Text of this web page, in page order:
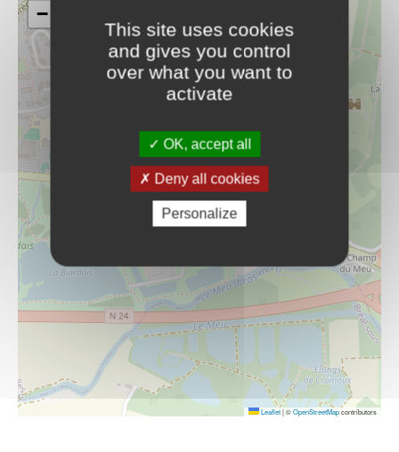
−
Leaflet|©OpenStreetMapcontributors
This site uses cookies
and gives you control
over what you want to
activate
OK, accept all
Deny all cookies
Personalize